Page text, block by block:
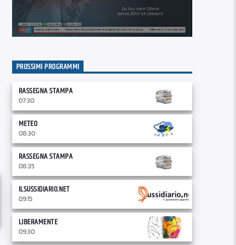
PROSSIMI PROGRAMMI
RASSEGNA STAMPA
07:30
METEO
08:30
RASSEGNA STAMPA
08:35
ILSUSSIDIARIO.NET
09:15
LIBERAMENTE
09:30